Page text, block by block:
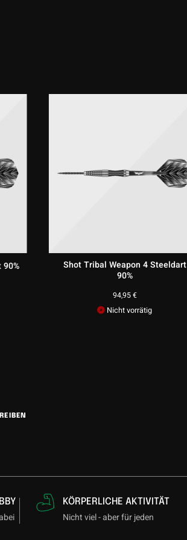
Shot Tribal Weapon 4 Steeldart
90%
94,95€
Nicht vorrätig
KÖRPERLICHE AKTIVITÄT
Nicht viel - aber für jeden